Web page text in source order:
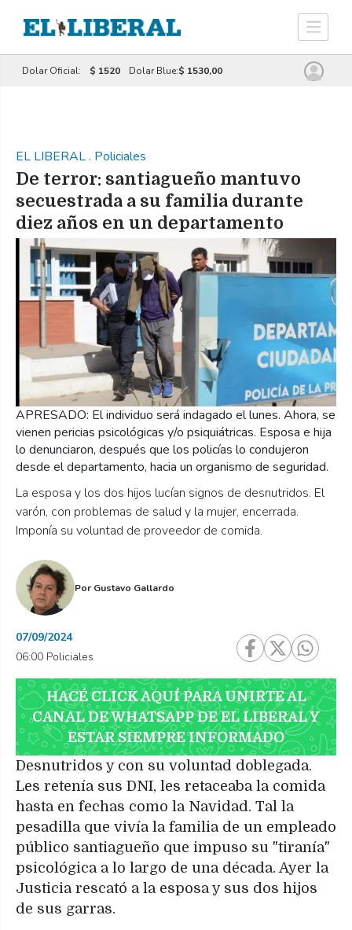
Dolar Oficial: $ 1520 Dolar Blue:$ 1530,00
EL LIBERAL. Policiales
De terror: santiagueño mantuvo
secuestrada a su familia durante
diez años en un departamento
La esposa y los dos hijos lucían signos de desnutridos. El
varón, con problemas de salud y la mujer, encerrada.
Imponía su voluntad de proveedor de comida.
APRESADO: El individuo será indagado el lunes. Ahora, se
vienen pericias psicológicas y/o psiquiátricas. Esposa e hija
lo denunciaron, después que los policías lo condujeron
desde el departamento, hacia un organismo de seguridad.
Por Gustavo Gallardo
07/09/2024
06:00 Policiales
HACÉ CLICK AQUÍ PARA UNIRTE AL
CANAL DE WHATSAPP DE EL LIBERAL Y
ESTAR SIEMPRE INFORMADO
Desnutridos y con su voluntad doblegada.
Les retenía sus DNI, les retaceaba la comida
hasta en fechas como la Navidad. Tal la
pesadilla que vivía la familia de un empleado
público santiagueño que impuso su "tiranía"
psicológica a lo largo de una década. Ayer la
Justicia rescató a la esposa y sus dos hijos
de sus garras.